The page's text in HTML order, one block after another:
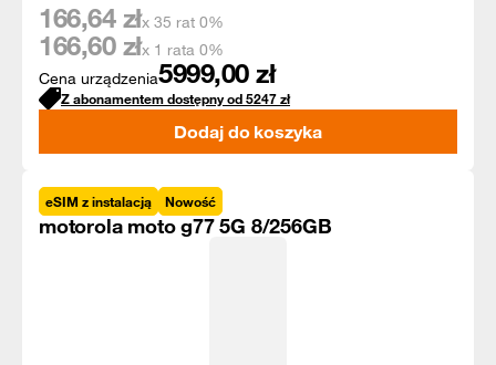
Cena urządzenia5999,00 zł
166,64 złx 35 rat 0%
166,60 złx 1 rata 0%
Z abonamentem dostępny od5247zł
Dodaj do koszyka
eSIM z instalacją Nowość
motorola moto g77 5G 8/256GB